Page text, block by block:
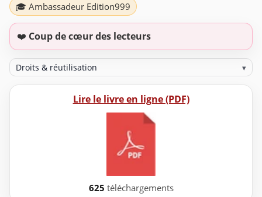
🎓 Ambassadeur Edition999
❤️ Coup de cœur des lecteurs
Droits & réutilisation ▾
Lire le livre en ligne (PDF)
625 téléchargements